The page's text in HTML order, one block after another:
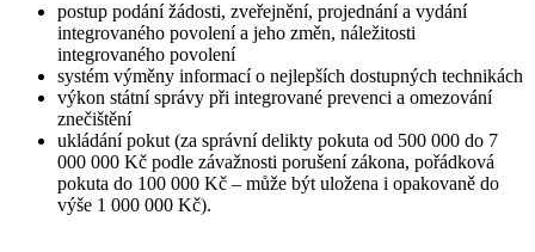
postup podání žádosti, zveřejnění, projednání a vydání
integrovaného povolení a jeho změn, náležitosti
integrovaného povolení
systém výměny informací o nejlepších dostupných technikách
výkon státní správy při integrované prevenci a omezování
znečištění
ukládání pokut (za správní delikty pokuta od 500 000 do 7
000 000 Kč podle závažnosti porušení zákona, pořádková
pokuta do 100 000 Kč – může být uložena i opakovaně do
výše 1 000 000 Kč).